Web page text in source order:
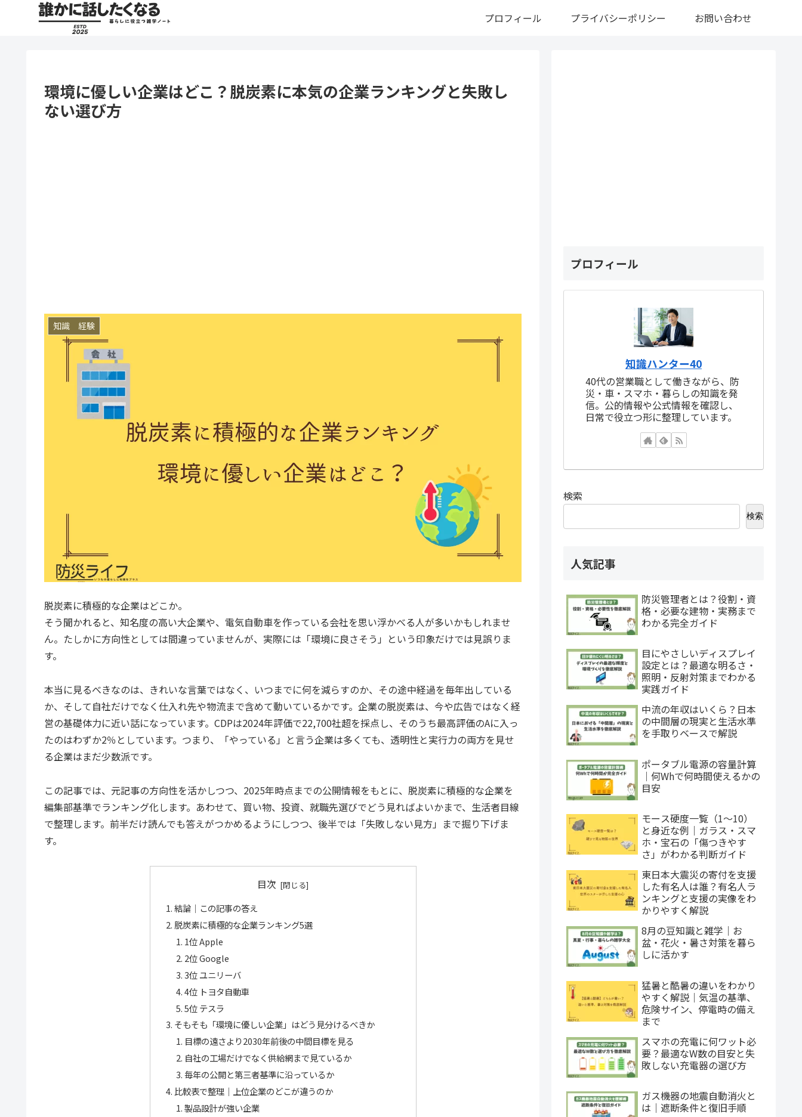
プロフィール プライバシーポリシー お問い合わせ
環境に優しい企業はどこ？脱炭素に本気の企業ランキングと失敗し
ない選び方
知識 経験
脱炭素に積極的な企業はどこか。
そう聞かれると、知名度の高い大企業や、電気自動車を作っている会社を思い浮かべる人が多いかもしれませ
ん。たしかに方向性としては間違っていませんが、実際には「環境に良さそう」という印象だけでは見誤りま
す。
本当に見るべきなのは、きれいな言葉ではなく、いつまでに何を減らすのか、その途中経過を毎年出している
か、そして自社だけでなく仕入れ先や物流まで含めて動いているかです。企業の脱炭素は、今や広告ではなく経
営の基礎体力に近い話になっています。CDPは2024年評価で22,700社超を採点し、そのうち最高評価のAに入っ
たのはわずか2％としています。つまり、「やっている」と言う企業は多くても、透明性と実行力の両方を見せ
る企業はまだ少数派です。
この記事では、元記事の方向性を活かしつつ、2025年時点までの公開情報をもとに、脱炭素に積極的な企業を
編集部基準でランキング化します。あわせて、買い物、投資、就職先選びでどう見ればよいかまで、生活者目線
で整理します。前半だけ読んでも答えがつかめるようにしつつ、後半では「失敗しない見方」まで掘り下げま
す。
目次
結論｜この記事の答え
脱炭素に積極的な企業ランキング5選
1位 Apple
2位 Google
3位 ユニリーバ
4位 トヨタ自動車
5位 テスラ
そもそも「環境に優しい企業」はどう見分けるべきか
目標の遠さより2030年前後の中間目標を見る
自社の工場だけでなく供給網まで見ているか
毎年の公開と第三者基準に沿っているか
比較表で整理｜上位企業のどこが違うのか
製品設計が強い企業
プロフィール
知識ハンター40
40代の営業職として働きながら、防
災・車・スマホ・暮らしの知識を発
信。公的情報や公式情報を確認し、
日常で役立つ形に整理しています。
検索
検索
人気記事
防災管理者とは？役割・資
格・必要な建物・実務まで
わかる完全ガイド
目にやさしいディスプレイ
設定とは？最適な明るさ・
照明・反射対策までわかる
実践ガイド
中流の年収はいくら？日本
の中間層の現実と生活水準
を手取りベースで解説
ポータブル電源の容量計算
｜何Whで何時間使えるかの
目安
モース硬度一覧（1〜10）
と身近な例｜ガラス・スマ
ホ・宝石の「傷つきやす
さ」がわかる判断ガイド
東日本大震災の寄付を支援
した有名人は誰？有名人ラ
ンキングと支援の実像をわ
かりやすく解説
8月の豆知識と雑学｜お
盆・花火・暑さ対策を暮ら
しに活かす
猛暑と酷暑の違いをわかり
やすく解説｜気温の基準、
危険サイン、停電時の備え
まで
スマホの充電に何ワット必
要？最適なW数の目安と失
敗しない充電器の選び方
ガス機器の地震自動消火と
は｜遮断条件と復旧手順